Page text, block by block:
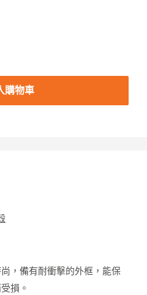
購物車
，備有耐衝擊的外框，能保
損。